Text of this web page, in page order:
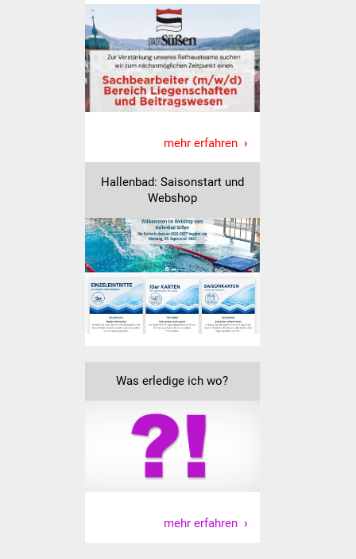
Beschränkte
Ausschreibung
Freihändige Vergabe
Gewerbeverzeichnis
Gewerbe - Selbsteintrag
mehr erfahren
Hallenbad: Saisonstart und
Webshop
Was erledige ich wo?
mehr erfahren